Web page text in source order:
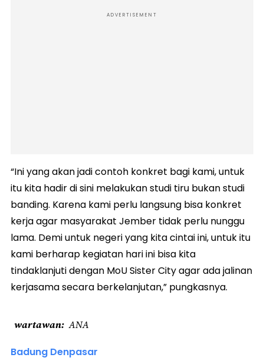
ADVERTISEMENT
“Ini yang akan jadi contoh konkret bagi kami, untuk
itu kita hadir di sini melakukan studi tiru bukan studi
banding. Karena kami perlu langsung bisa konkret
kerja agar masyarakat Jember tidak perlu nunggu
lama. Demi untuk negeri yang kita cintai ini, untuk itu
kami berharap kegiatan hari ini bisa kita
tindaklanjuti dengan MoU Sister City agar ada jalinan
kerjasama secara berkelanjutan,” pungkasnya.
wartawan ANA
Badung Denpasar